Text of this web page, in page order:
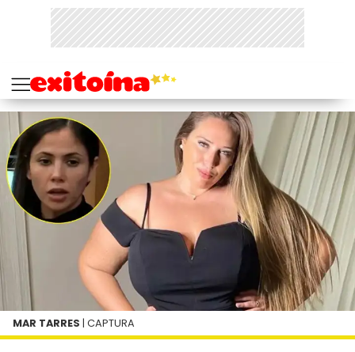
MAR TARRES | CAPTURA